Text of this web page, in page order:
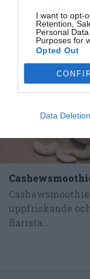
I want to opt-
Retention,
Personal
Purposes for
Opted Out
Data Deletion
uppfriskande
Barista...
RECEPT